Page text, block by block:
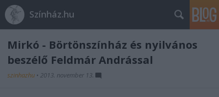
Színház.hu
Mirkó - Börtönszínház és nyilvános
beszélő Feldmár Andrással
szinhazhu • 2013. november 13.